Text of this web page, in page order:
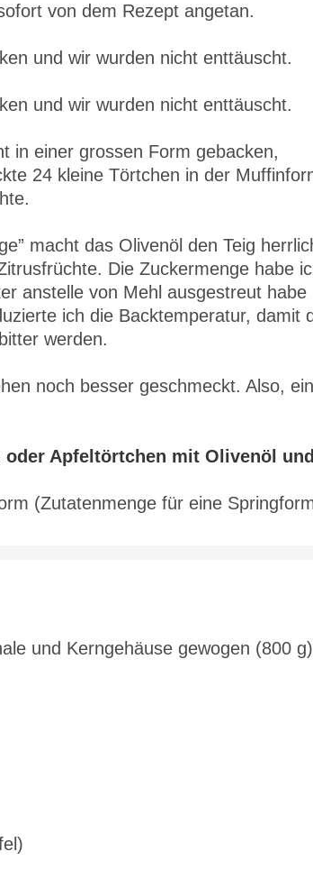
von dem Rezept angetan.
und wir wurden nicht enttäuscht.
und wir wurden nicht enttäuscht.
in einer grossen Form gebacken,
24 kleine Törtchen in der
macht das Olivenöl den Teig
Die Zuckermenge habe
anstelle von Mehl ausgestreut habe
ich die Backtemperatur, damit
werden.
noch besser geschmeckt. Also, ein
Apfeltörtchen mit Olivenöl
(Zutatenmenge für eine
und Kerngehäuse gewogen (800 g)